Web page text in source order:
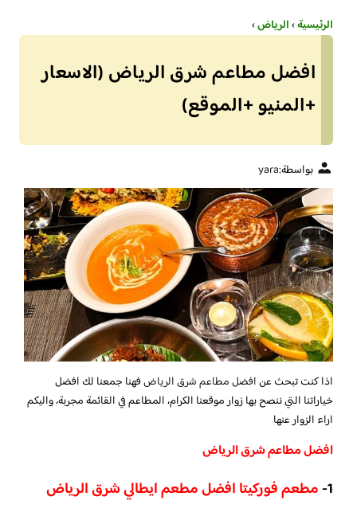
الرئيسية›الرياض›
افضل مطاعم شرق الرياض (الاسعار
+المنيو +الموقع)
بواسطة:yara
اذا كنت تبحث عنافضل مطاعم شرق الرياضفهنا جمعنا لك افضل
خياراتنا التي ننصح بها زوار موقعنا الكرام، المطاعم في القائمة مجربة، واليكم
اراء الزوار عنها
افضل مطاعم شرق الرياض
1- مطعم فوركيتا افضل مطعم ايطالي شرق الرياض